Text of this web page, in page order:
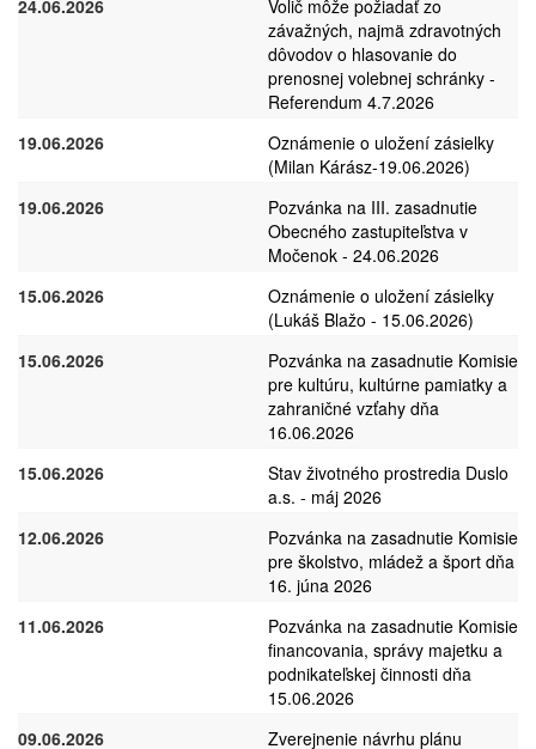
24.06.2026
Volič môže požiadať zo
závažných, najmä zdravotných
dôvodov o hlasovanie do
prenosnej volebnej schránky -
Referendum 4.7.2026
19.06.2026
Oznámenie o uložení zásielky
(Milan Kárász-19.06.2026)
19.06.2026
Pozvánka na III. zasadnutie
Obecného zastupiteľstva v
Močenok - 24.06.2026
15.06.2026
Oznámenie o uložení zásielky
(Lukáš Blažo - 15.06.2026)
15.06.2026
Pozvánka na zasadnutie Komisie
pre kultúru, kultúrne pamiatky a
zahraničné vzťahy dňa
16.06.2026
15.06.2026
Stav životného prostredia Duslo
a.s. - máj 2026
12.06.2026
Pozvánka na zasadnutie Komisie
pre školstvo, mládež a šport dňa
16. júna 2026
11.06.2026
Pozvánka na zasadnutie Komisie
financovania, správy majetku a
podnikateľskej činnosti dňa
15.06.2026
09.06.2026
Zverejnenie návrhu plánu